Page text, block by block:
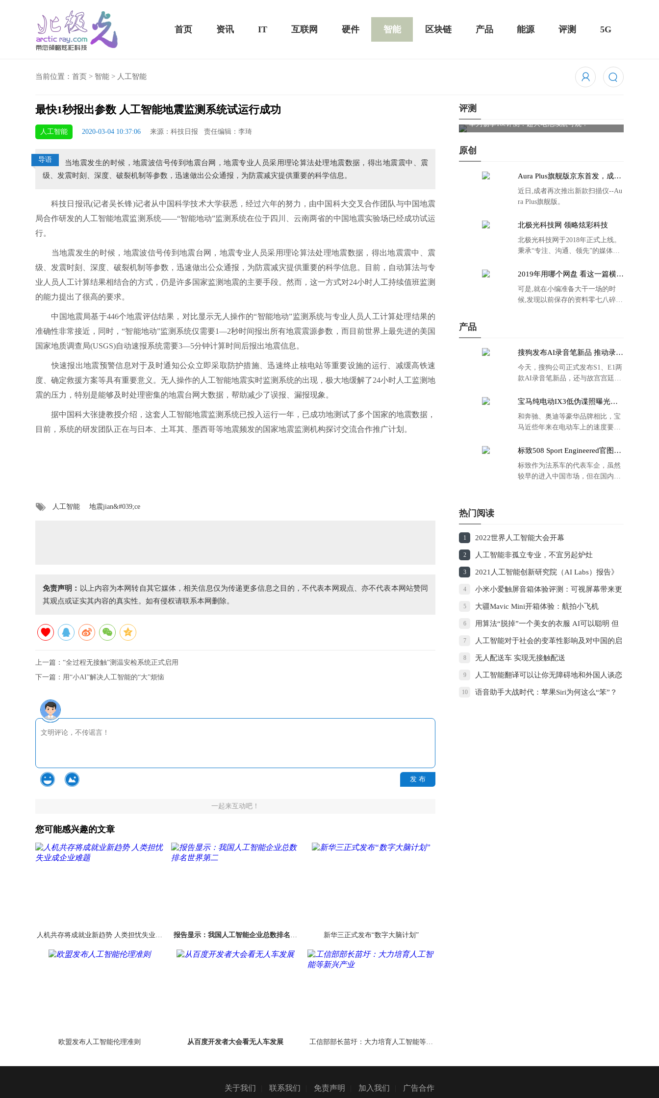
首页 资讯 IT 互联网 硬件 智能 区块链 产品 能源 评测 5G
当前位置： 首页 > 智能 > 人工智能
最快1秒报出参数 人工智能地震监测系统试运行成功
人工智能 2020-03-04 10:37:06 来源：科技日报 责任编辑：李琦
导语
当地震发生的时候，地震波信号传到地震台网，地震专业人员采用理论算法处理地震数据，得出地震震中、震
级、发震时刻、深度、破裂机制等参数，迅速做出公众通报，为防震减灾提供重要的科学信息。
科技日报讯(记者吴长锋)记者从中国科学技术大学获悉，经过六年的努力，由中国科大交叉合作团队与中国地震
局合作研发的人工智能地震监测系统——“智能地动”监测系统在位于四川、云南两省的中国地震实验场已经成功试运
行。
当地震发生的时候，地震波信号传到地震台网，地震专业人员采用理论算法处理地震数据，得出地震震中、震
级、发震时刻、深度、破裂机制等参数，迅速做出公众通报，为防震减灾提供重要的科学信息。目前，自动算法与专
业人员人工计算结果相结合的方式，仍是许多国家监测地震的主要手段。然而，这一方式对24小时人工持续值班监测
的能力提出了很高的要求。
中国地震局基于446个地震评估结果，对比显示无人操作的“智能地动”监测系统与专业人员人工计算处理结果的
准确性非常接近，同时，“智能地动”监测系统仅需要1—2秒时间报出所有地震震源参数，而目前世界上最先进的美国
国家地质调查局(USGS)自动速报系统需要3—5分钟计算时间后报出地震信息。
快速报出地震预警信息对于及时通知公众立即采取防护措施、迅速终止核电站等重要设施的运行、减缓高铁速
度、确定救援方案等具有重要意义。无人操作的人工智能地震实时监测系统的出现，极大地缓解了24小时人工监测地
震的压力，特别是能够及时处理密集的地震台网大数据，帮助减少了误报、漏报现象。
据中国科大张捷教授介绍，这套人工智能地震监测系统已投入运行一年，已成功地测试了多个国家的地震数据，
目前，系统的研发团队正在与日本、土耳其、墨西哥等地震频发的国家地震监测机构探讨交流合作推广计划。
人工智能 地震jian&#039;ce
免责声明： 以上内容为本网转自其它媒体，相关信息仅为传递更多信息之目的，不代表本网观点、亦不代表本网站赞同
其观点或证实其内容的真实性。如有侵权请联系本网删除。
上一篇： “全过程无接触”测温安检系统正式启用
下一篇： 用“小AI”解决人工智能的“大”烦恼
发 布
一起来互动吧！
您可能感兴趣的文章
人机共存将成就业新趋势 人类担忧失业成
报告显示：我国人工智能企业总数排名世
新华三正式发布“数字大脑计划”
欧盟发布人工智能伦理准则 从百度开发者大会看无人车发展
工信部部长苗圩：大力培育人工智能等新
评测
华为畅享10e评测：超大电池续航可观！
原创
Aura Plus旗舰版京东首发，成者
近日,成者再次推出新款扫描仪--Au
ra Plus旗舰版。
北极光科技网 领略炫彩科技
北极光科技网于2018年正式上线。
秉承“专注、沟通、领先”的媒体理
2019年用哪个网盘 看这一篇横评
可是,就在小编准备大干一场的时
候,发现以前保存的资料零七八碎,
产品
搜狗发布AI录音笔新品 推动录音
今天，搜狗公司正式发布S1、E1两
款AI录音笔新品，还与故宫宫廷文
的故宫宫廷联名款。
宝马纯电动IX3低伪谍照曝光：
和奔驰、奥迪等豪华品牌相比，宝
马近些年来在电动车上的速度要慢
标致508 Sport Engineered官图发
标致作为法系车的代表车企，虽然
较早的进入中国市场，但在国内的
热门阅读
1 2022世界人工智能大会开幕
2 人工智能非孤立专业，不宜另起炉灶
3 2021人工智能创新研究院（AI Labs）报告》
发布，科大讯飞研究院上榜
4 小米小爱触屏音箱体验评测：可视屏幕带来更
多场景体验
5 大疆Mavic Mini开箱体验：航拍小飞机
6 用算法“脱掉”一个美女的衣服 AI可以聪明 但
人必须善良
7 人工智能对于社会的变革性影响及对中国的启
示
8 无人配送车 实现无接触配送
9 人工智能翻译可以让你无障碍地和外国人谈恋
爱
10 语音助手大战时代：苹果Siri为何这么“笨”？
关于我们 联系我们 免责声明 加入我们 广告合作